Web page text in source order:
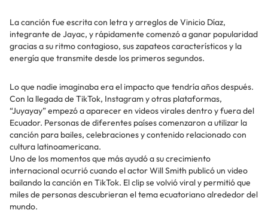
La canción fue escrita con letra y arreglos de Vinicio Díaz,
integrante de Jayac, y rápidamente comenzó a ganar popularidad
gracias a su ritmo contagioso, sus zapateos característicos y la
energía que transmite desde los primeros segundos.
Lo que nadie imaginaba era el impacto que tendría años después.
Con la llegada de TikTok, Instagram y otras plataformas,
“Juyayay” empezó a aparecer en videos virales dentro y fuera del
Ecuador. Personas de diferentes países comenzaron a utilizar la
canción para bailes, celebraciones y contenido relacionado con
cultura latinoamericana.
Uno de los momentos que más ayudó a su crecimiento
internacional ocurrió cuando el actor Will Smith publicó un video
bailando la canción en TikTok. El clip se volvió viral y permitió que
miles de personas descubrieran el tema ecuatoriano alrededor del
mundo.